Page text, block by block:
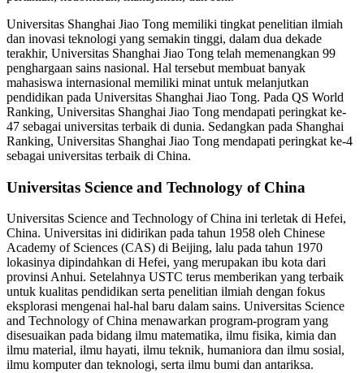
Universitas Shanghai Jiao Tong memiliki tingkat penelitian ilmiah
dan inovasi teknologi yang semakin tinggi, dalam dua dekade
terakhir, Universitas Shanghai Jiao Tong telah memenangkan 99
penghargaan sains nasional. Hal tersebut membuat banyak
mahasiswa internasional memiliki minat untuk melanjutkan
pendidikan pada Universitas Shanghai Jiao Tong. Pada QS World
Ranking, Universitas Shanghai Jiao Tong mendapati peringkat ke-
47 sebagai universitas terbaik di dunia. Sedangkan pada Shanghai
Ranking, Universitas Shanghai Jiao Tong mendapati peringkat ke-4
sebagai universitas terbaik di China.
Universitas Science and Technology of China
Universitas Science and Technology of China ini terletak di Hefei,
China. Universitas ini didirikan pada tahun 1958 oleh Chinese
Academy of Sciences (CAS) di Beijing, lalu pada tahun 1970
lokasinya dipindahkan di Hefei, yang merupakan ibu kota dari
provinsi Anhui. Setelahnya USTC terus memberikan yang terbaik
untuk kualitas pendidikan serta penelitian ilmiah dengan fokus
eksplorasi mengenai hal-hal baru dalam sains. Universitas Science
and Technology of China menawarkan program-program yang
disesuaikan pada bidang ilmu matematika, ilmu fisika, kimia dan
ilmu material, ilmu hayati, ilmu teknik, humaniora dan ilmu sosial,
ilmu komputer dan teknologi, serta ilmu bumi dan antariksa.